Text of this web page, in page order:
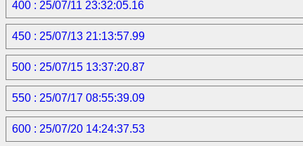
400 : 25/07/11 23:32:05.16
450 : 25/07/13 21:13:57.99
500 : 25/07/15 13:37:20.87
550 : 25/07/17 08:55:39.09
600 : 25/07/20 14:24:37.53